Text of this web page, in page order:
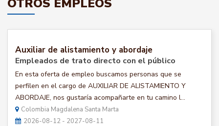
OTROS EMPLEOS
Auxiliar de alistamiento y abordaje
Empleados de trato directo con el público
En esta oferta de empleo buscamos personas que se
perfilen en el cargo de AUXILIAR DE ALISTAMIENTO Y
ABORDAJE, nos gustaría acompañarte en tu camino l...
Colombia Magdalena Santa Marta
2026-08-12 - 2027-08-11